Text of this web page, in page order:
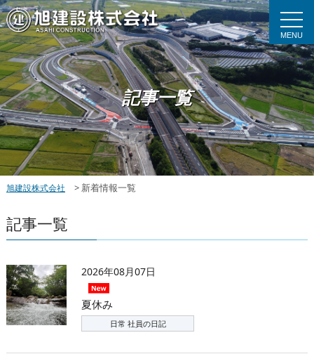
MENU
記事一覧
旭建設株式会社 > 新着情報一覧
記事一覧
2026年08月07日
夏休み
日常 社員の日記